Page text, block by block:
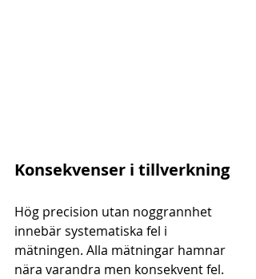
Konsekvenser i tillverkning
Hög precision utan noggrannhet
innebär systematiska fel i
mätningen. Alla mätningar hamnar
nära varandra men konsekvent fel.